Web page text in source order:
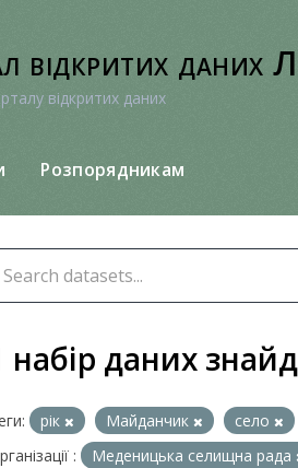
відкритих даних
відкритих даних
Розпорядникам
набір даних
рік Майданчик село
:
Меденицька селищна рада